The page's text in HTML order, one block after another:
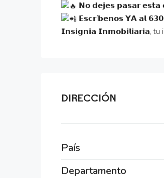
𝗡𝗼 𝗱𝗲𝗷𝗲𝘀 𝗽𝗮𝘀𝗮𝗿 𝗲𝘀𝘁𝗮
𝗘𝘀𝗰𝗿í𝗯𝗲𝗻𝗼𝘀 𝗬𝗔 𝗮𝗹
𝗜𝗻𝘀𝗶𝗴𝗻𝗶𝗮 𝗜𝗻𝗺𝗼𝗯𝗶𝗹𝗶𝗮𝗿𝗶𝗮, tu
DIRECCIÓN
País
Departamento